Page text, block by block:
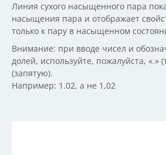
Линия сухого насыщенного пара
насыщения пара и отображает
только к пару в насыщенном
Внимание: при вводе чисел и
долей, используйте, пожалуйста, «.»
(запятую).
Например: 1.02, а не 1,02